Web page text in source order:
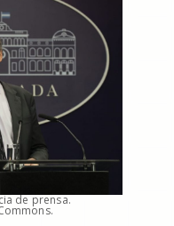
de prensa.